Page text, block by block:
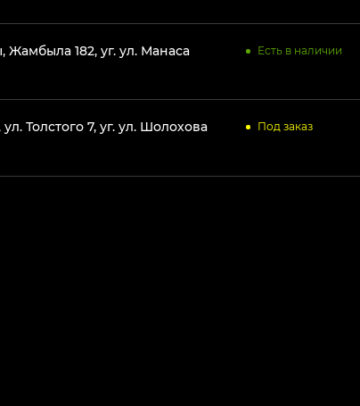
182, уг. ул. Манаса Есть в наличии
Толстого 7, уг. ул. Шолохова Под заказ